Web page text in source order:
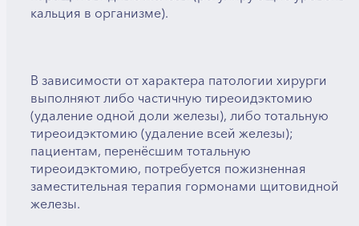
кальция в организме).
В зависимости от характера патологии хирурги
выполняют либо частичную тиреоидэктомию
(удаление одной доли железы), либо тотальную
тиреоидэктомию (удаление всей железы);
пациентам, перенёсшим тотальную
тиреоидэктомию, потребуется пожизненная
заместительная терапия гормонами щитовидной
железы.